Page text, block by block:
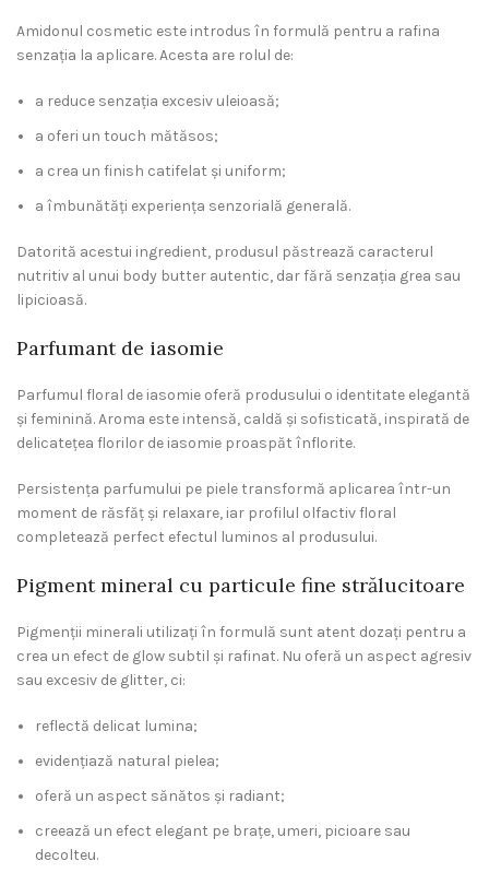
Amidonul cosmetic este introdus în formulă pentru a rafina
senzația la aplicare. Acesta are rolul de:
a reduce senzația excesiv uleioasă;
a oferi un touch mătăsos;
a crea un finish catifelat și uniform;
a îmbunătăți experiența senzorială generală.
Datorită acestui ingredient, produsul păstrează caracterul
nutritiv al unui body butter autentic, dar fără senzația grea sau
lipicioasă.
Parfumant de iasomie
Parfumul floral de iasomie oferă produsului o identitate elegantă
și feminină. Aroma este intensă, caldă și sofisticată, inspirată de
delicatețea florilor de iasomie proaspăt înflorite.
Persistența parfumului pe piele transformă aplicarea într-un
moment de răsfăț și relaxare, iar profilul olfactiv floral
completează perfect efectul luminos al produsului.
Pigment mineral cu particule fine strălucitoare
Pigmenții minerali utilizați în formulă sunt atent dozați pentru a
crea un efect de glow subtil și rafinat. Nu oferă un aspect agresiv
sau excesiv de glitter, ci:
reflectă delicat lumina;
evidențiază natural pielea;
oferă un aspect sănătos și radiant;
creează un efect elegant pe brațe, umeri, picioare sau
decolteu.